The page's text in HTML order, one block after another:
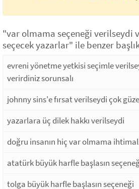
"var olmama seçeneği verilseydi
seçecek yazarlar" ile benzer
evreni yönetme yetkisi seçimle
verirdiniz sorunsalı
johnny sins'e fırsat verilseydi çok
yazarlara üç dilek hakkı verilseydi
doğru insanın hiç var olmama
atatürk büyük harfle başlasın
tolga büyük harfle başlasın seçeneği